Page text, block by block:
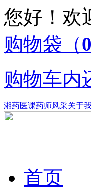
您好！
购物袋 （0
购物车内
湘药医课药师风采关于
首页